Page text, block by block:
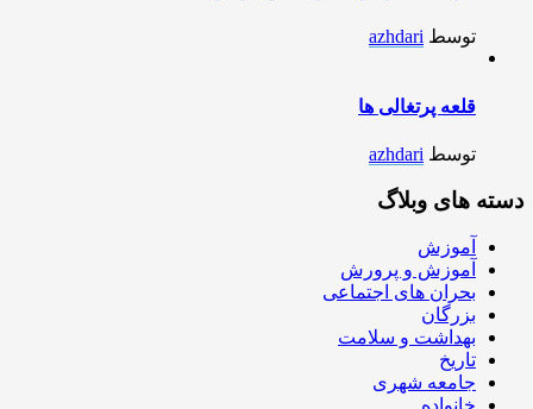
توسط azhdari
قلعه پرتغالی ها
توسط azhdari
دسته های وبلاگ
آموزش
آموزش و پرورش
بحران های اجتماعی
بزرگان
بهداشت و سلامت
تاریخ
جامعه شهری